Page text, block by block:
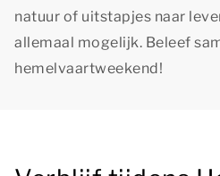
natuur of uitstapjes naar
allemaal mogelijk. Beleef
hemelvaartweekend!